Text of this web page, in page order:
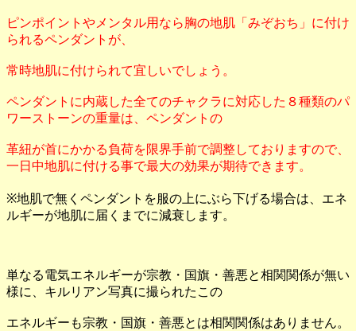
ピンポイントやメンタル用なら胸の地肌「みぞおち」に付け
られるペンダントが、
常時地肌に付けられて宜しいでしょう。
ペンダントに内蔵した全てのチャクラに対応した８種類のパ
ワーストーンの重量は、ペンダントの
革紐が首にかかる負荷を限界手前で調整しておりますので、
一日中地肌に付ける事で最大の効果が期待できます。
※地肌で無くペンダントを服の上にぶら下げる場合は、エネ
ルギーが地肌に届くまでに減衰します。
単なる電気エネルギーが宗教・国旗・善悪と相関関係が無い
様に、キルリアン写真に撮られたこの
エネルギーも宗教・国旗・善悪とは相関関係はありません。